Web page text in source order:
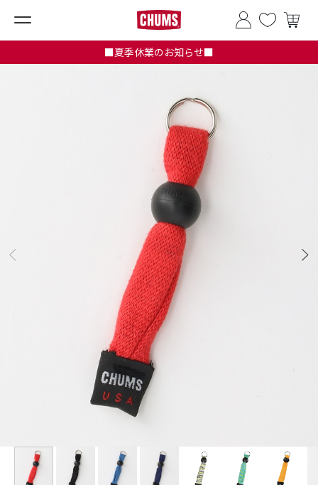
■夏季休業のお知らせ■